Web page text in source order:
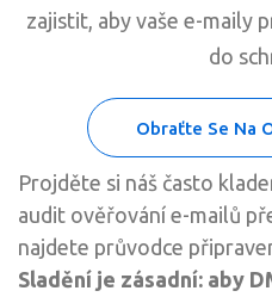
zajistit, aby vaše e-maily
do
Obraťte Se Na
Projděte si náš často
audit ověřování e-mailů
najdete průvodce
Sladění je zásadní: aby